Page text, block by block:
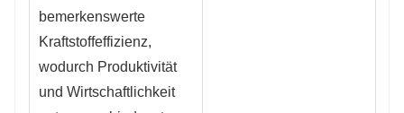
bemerkenswerte
Kraftstoffeffizienz,
wodurch Produktivität
und Wirtschaftlichkeit